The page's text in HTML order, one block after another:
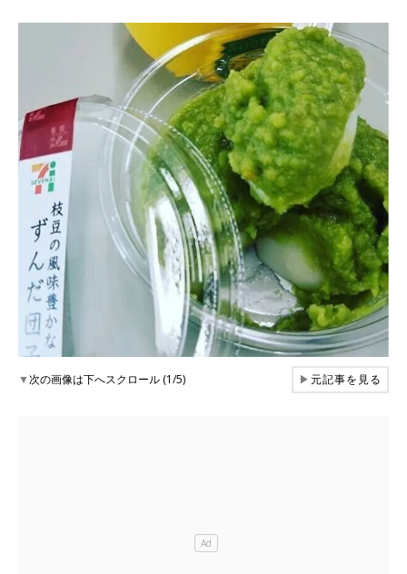
▼次の画像は下へスクロール (1/5) ▶元記事を見る